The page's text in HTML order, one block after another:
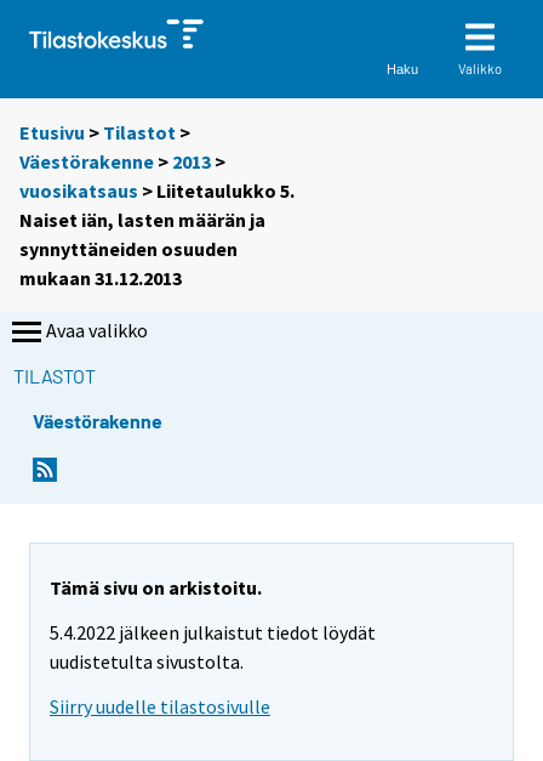
Haku Valikko
Etusivu > Tilastot >
Väestörakenne > 2013 >
vuosikatsaus > Liitetaulukko 5.
Naiset iän, lasten määrän ja
synnyttäneiden osuuden
mukaan 31.12.2013
Avaa valikko
TILASTOT
Väestörakenne
Tämä sivu on arkistoitu.
5.4.2022 jälkeen julkaistut tiedot löydät
uudistetulta sivustolta.
Siirry uudelle tilastosivulle